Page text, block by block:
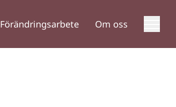
Förändringsarbete Om oss